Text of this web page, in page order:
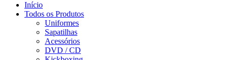
Início
Todos os Produtos
Uniformes
Sapatilhas
Acessórios
DVD / CD